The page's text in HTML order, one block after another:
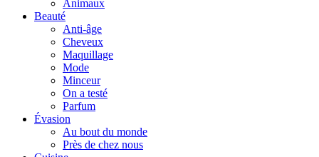
Animaux
Beauté
Anti-âge
Cheveux
Maquillage
Mode
Minceur
On a testé
Parfum
Évasion
Au bout du monde
Près de chez nous